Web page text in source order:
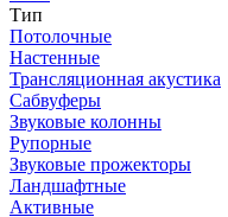
Тип
Потолочные
Настенные
Трансляционная акустика
Сабвуферы
Звуковые колонны
Рупорные
Звуковые прожекторы
Ландшафтные
Активные